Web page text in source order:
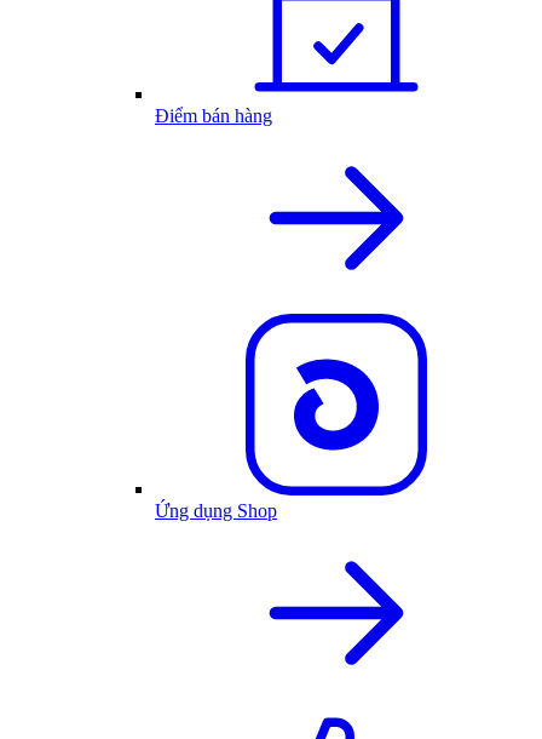
Điểm bán hàng
Ứng dụng Shop